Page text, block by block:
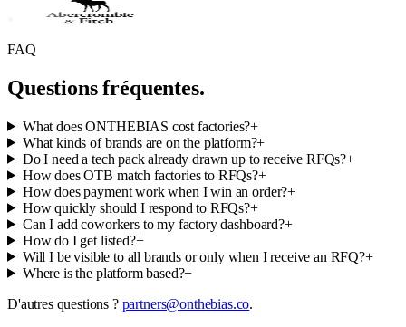
FAQ
Questions fréquentes.
What does ONTHEBIAS cost factories?+
What kinds of brands are on the platform?+
Do I need a tech pack already drawn up to receive RFQs?+
How does OTB match factories to RFQs?+
How does payment work when I win an order?+
How quickly should I respond to RFQs?+
Can I add coworkers to my factory dashboard?+
How do I get listed?+
Will I be visible to all brands or only when I receive an RFQ?+
Where is the platform based?+
D'autres questions ? partners@onthebias.co.